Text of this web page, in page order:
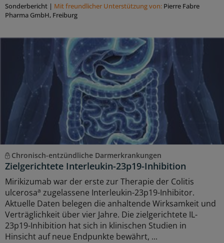
Sonderbericht | Mit freundlicher Unterstützung von: Pierre Fabre
Pharma GmbH, Freiburg
Chronisch-entzündliche Darmerkrankungen
Zielgerichtete Interleukin-23p19-Inhibition
Mirikizumab war der erste zur Therapie der Colitis
ulcerosaa zugelassene Interleukin-23p19-Inhibitor.
Aktuelle Daten belegen die anhaltende Wirksamkeit und
Verträglichkeit über vier Jahre. Die zielgerichtete IL-
23p19-Inhibition hat sich in klinischen Studien in
Hinsicht auf neue Endpunkte bewährt, ...